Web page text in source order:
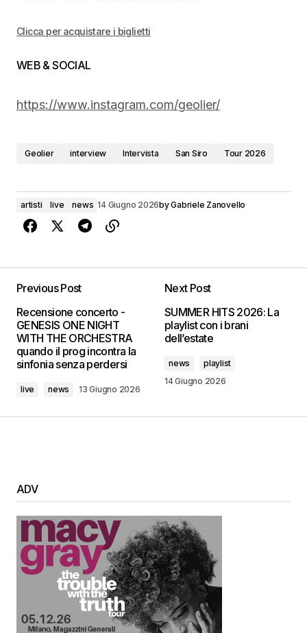
Clicca per acquistare i biglietti
WEB & SOCIAL
https://www.instagram.com/geolier/
Geolier interview Intervista San Siro Tour 2026
artisti live news 14 Giugno 2026byGabriele Zanovello
Previous Post
Recensione concerto -
GENESIS ONE NIGHT
WITH THE ORCHESTRA
quando il prog incontra la
sinfonia senza perdersi
live news 13 Giugno 2026
Next Post
SUMMER HITS 2026: La
playlist con i brani
dell’estate
news
playlist
14 Giugno 2026
ADV